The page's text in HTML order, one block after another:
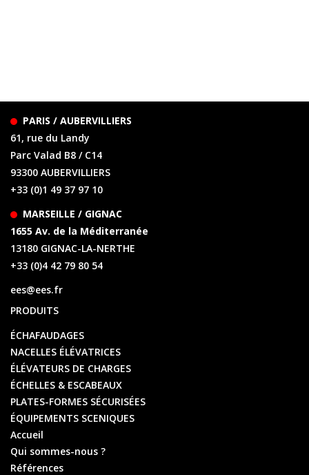
PARIS / AUBERVILLIERS
61, rue du Landy
Parc Valad B8 / C14
93300 AUBERVILLIERS
+33 (0)1 49 37 97 10
MARSEILLE / GIGNAC
1655 Av. de la Méditerranée
13180 GIGNAC-LA-NERTHE
+33 (0)4 42 79 80 54
ees@ees.fr
PRODUITS
ÉCHAFAUDAGES
NACELLES ÉLÉVATRICES
ÉLÉVATEURS DE CHARGES
ÉCHELLES & ESCABEAUX
PLATES-FORMES SÉCURISÉES
ÉQUIPEMENTS SCENIQUES
Accueil
Qui sommes-nous ?
Références